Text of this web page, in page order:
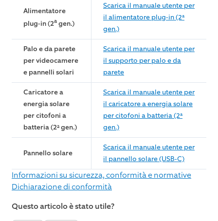
Alimentatore
plug-in (2a gen.)
Scarica il manuale utente per
il alimentatore plug-in (2ª
gen.)
Palo e da parete
per videocamere
e pannelli solari
Scarica il manuale utente per
il supporto per palo e da
parete
Caricatore a
energia solare
per citofoni a
batteria (2ª gen.)
Scarica il manuale utente per
il caricatore a energia solare
per citofoni a batteria (2ª
gen.)
Pannello solare
Scarica il manuale utente per
il pannello solare (USB-C)
Informazioni su sicurezza, conformità e normative
Dichiarazione di conformità
Questo articolo è stato utile?